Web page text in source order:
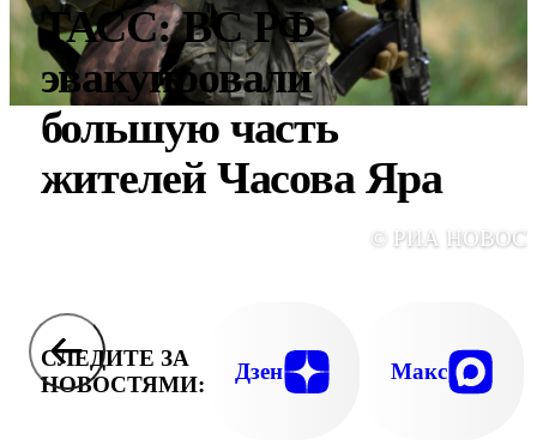
ТАСС: ВС РФ
эвакуировали
большую часть
жителей Часова Яра
© РИА
СЛЕДИТЕ ЗА
НОВОСТЯМИ:
Дзен Макс